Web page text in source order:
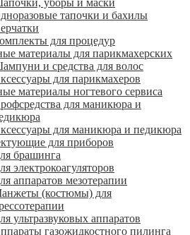
уборы и маски
тапочки и бахилы
для процедур
материалы для парикмахерских
и средства для волос
для парикмахеров
материалы ногтевого сервиса
для маникюра и
для маникюра и педикюра
для приборов
брашинга
электрокоагуляторов
аппаратов мезотерапии
(костюмы) для
ультразвуковых аппаратов
газожидкостного пилинга